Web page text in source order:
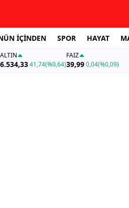
İÇİNDEN SPOR HAYAT
ALTIN
6.534,3341,74(%0,64)
FAİZ
39,990,04(%0,09)